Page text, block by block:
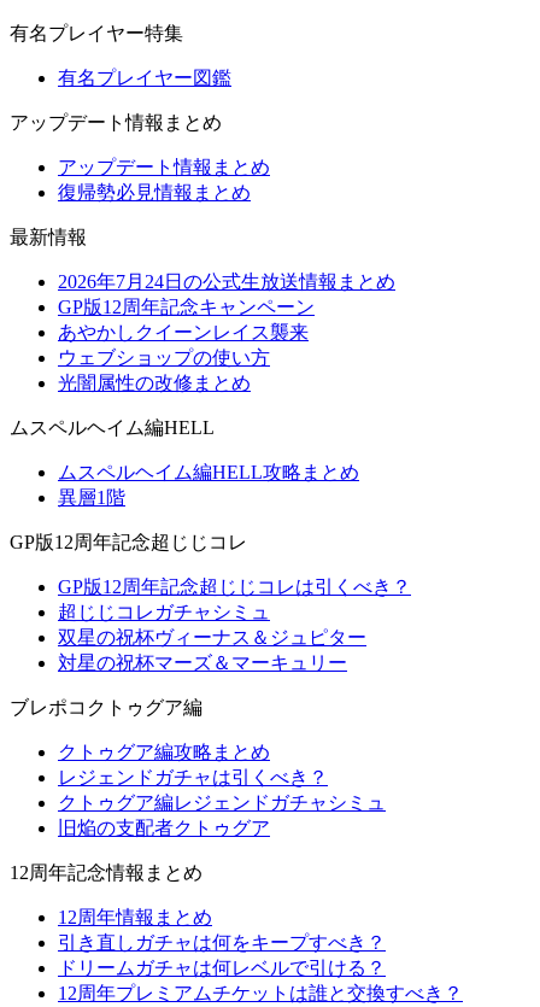
有名プレイヤー特集
有名プレイヤー図鑑
アップデート情報まとめ
アップデート情報まとめ
復帰勢必見情報まとめ
最新情報
2026年7月24日の公式生放送情報まとめ
GP版12周年記念キャンペーン
あやかしクイーンレイス襲来
ウェブショップの使い方
光闇属性の改修まとめ
ムスペルヘイム編HELL
ムスペルヘイム編HELL攻略まとめ
異層1階
GP版12周年記念超じじコレ
GP版12周年記念超じじコレは引くべき？
超じじコレガチャシミュ
双星の祝杯ヴィーナス＆ジュピター
対星の祝杯マーズ＆マーキュリー
ブレポコクトゥグア編
クトゥグア編攻略まとめ
レジェンドガチャは引くべき？
クトゥグア編レジェンドガチャシミュ
旧焔の支配者クトゥグア
12周年記念情報まとめ
12周年情報まとめ
引き直しガチャは何をキープすべき？
ドリームガチャは何レベルで引ける？
12周年プレミアムチケットは誰と交換すべき？